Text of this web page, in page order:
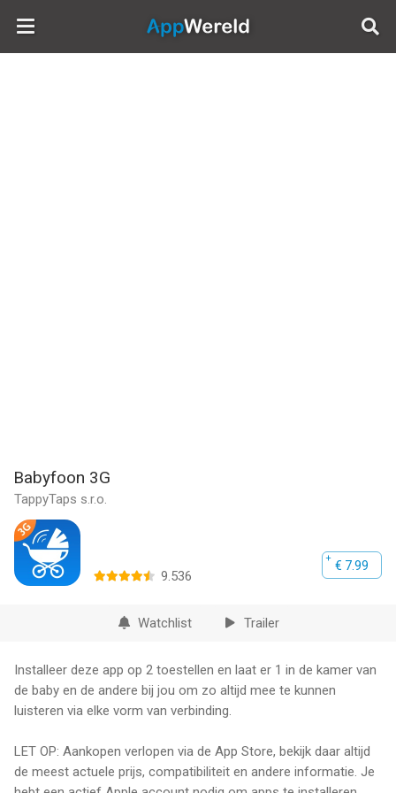
AppWereld
Babyfoon 3G
TappyTaps s.r.o.
€ 7.99
9.536
Watchlist Trailer
Installeer deze app op 2 toestellen en laat er 1 in de kamer van
de baby en de andere bij jou om zo altijd mee te kunnen
luisteren via elke vorm van verbinding.
LET OP: Aankopen verlopen via de App Store, bekijk daar altijd
de meest actuele prijs, compatibiliteit en andere informatie. Je